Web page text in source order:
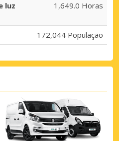
luz
1,649.0 Horas
172,044 População